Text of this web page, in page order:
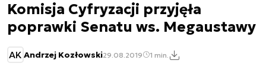
Komisja Cyfryzacji przyjęła
poprawki Senatu ws. Megaustawy
AK Andrzej Kozłowski29.08.2019 1 min.